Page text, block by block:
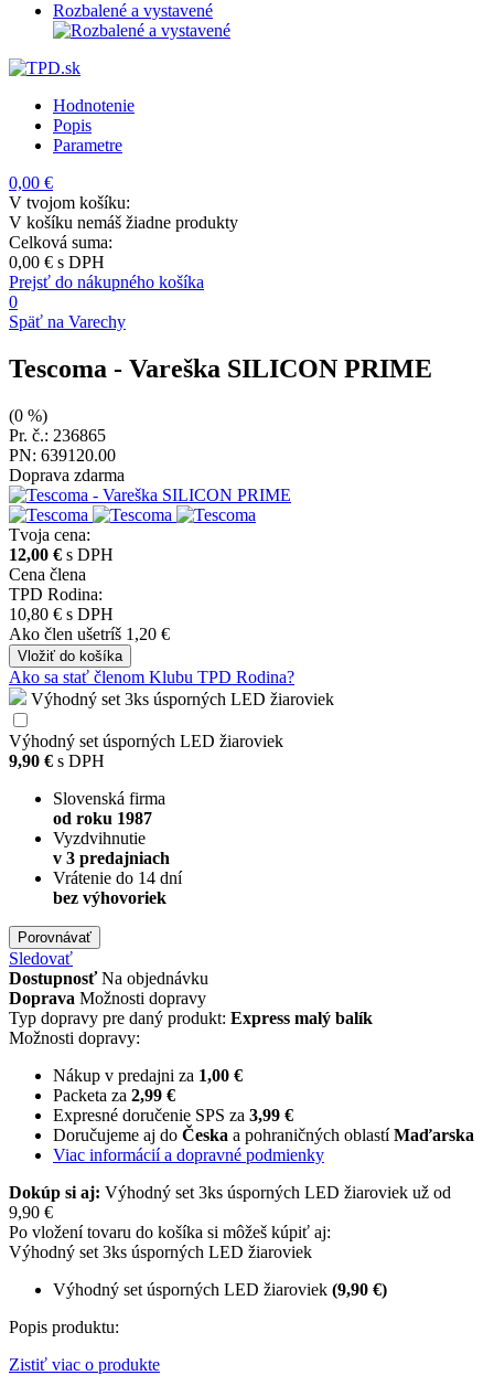
Rozbalené a vystavené
Hodnotenie
Popis
Parametre
0,00 €
V tvojom košíku:
V košíku nemáš žiadne produkty
Celková suma:
0,00 € s DPH
Prejsť do nákupného košíka
0
Späť na Varechy
Tescoma - Vareška SILICON PRIME
(0 %)
Pr. č.: 236865
PN: 639120.00
Doprava zdarma
Tvoja cena:
12,00 € s DPH
Cena člena
TPD Rodina:
10,80 € s DPH
Ako člen ušetríš 1,20 €
Vložiť do košíka
Ako sa stať členom Klubu TPD Rodina?
Výhodný set 3ks úsporných LED žiaroviek
Výhodný set úsporných LED žiaroviek
9,90 € s DPH
Slovenská firma
od roku 1987
Vyzdvihnutie
v 3 predajniach
Vrátenie do 14 dní
bez výhovoriek
Porovnávať
Sledovať
Dostupnosť Na objednávku
Doprava Možnosti dopravy
Typ dopravy pre daný produkt: Express malý balík
Možnosti dopravy:
Nákup v predajni za 1,00 €
Packeta za 2,99 €
Expresné doručenie SPS za 3,99 €
Doručujeme aj do Česka a pohraničných oblastíMaďarska
Viac informácií a dopravné podmienky
Dokúp si aj: Výhodný set 3ks úsporných LED žiaroviek už od
9,90 €
Po vložení tovaru do košíka si môžeš kúpiť aj:
Výhodný set 3ks úsporných LED žiaroviek
Výhodný set úsporných LED žiaroviek (9,90 €)
Popis produktu:
Zistiť viac o produkte